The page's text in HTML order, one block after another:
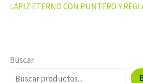
LÁPIZ ETERNO CON PUNTERO Y
Buscar